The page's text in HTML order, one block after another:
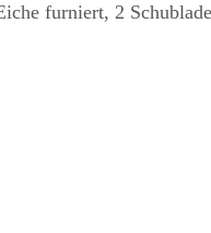
furniert, 2